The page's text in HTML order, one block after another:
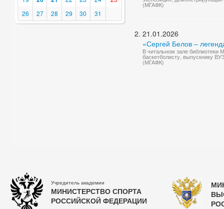
26
27 28 29 30 31
(МГАФК)
21.01.2026
«Сергей Белов –
В читальном зале библиотеки
баскетболисту, выпускнику
(МГАФК)
Учредитель академии
МИНИСТЕРСТВО СПОРТА
РОССИЙСКОЙ ФЕДЕРАЦИИ